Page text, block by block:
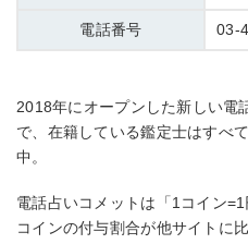
電話番号 03-
2018年にオープンした新しい電
で、在籍している鑑定士はすべ
中。
電話占いコメットは「1コイン
コインの付与割合が他サイトに